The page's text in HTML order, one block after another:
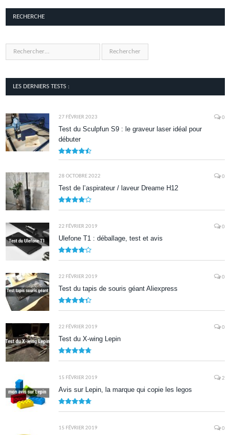
RECHERCHE
LES DERNIERS TESTS :
27 FÉVRIER 2023 0
Test du Sculpfun S9 : le graveur laser idéal pour
débuter
28 OCTOBRE 2022 0
Test de l’aspirateur / laveur Dreame H12
22 FÉVRIER 2019 0
Ulefone T1 : déballage, test et avis
22 FÉVRIER 2019 0
Test du tapis de souris géant Aliexpress
22 FÉVRIER 2019 0
Test du X-wing Lepin
15 FÉVRIER 2019 2
Avis sur Lepin, la marque qui copie les legos
15 FÉVRIER 2019 0